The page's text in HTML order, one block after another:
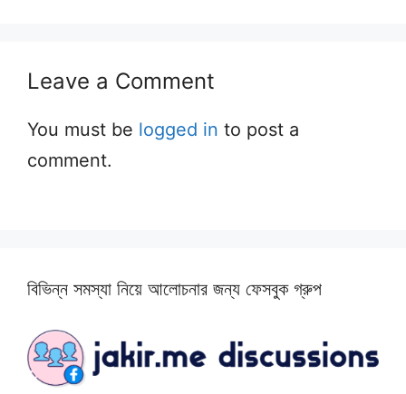
Leave a Comment
You must be logged in to post a
comment.
বিভিন্ন সমস্যা নিয়ে আলোচনার জন্য ফেসবুক গ্রুপ